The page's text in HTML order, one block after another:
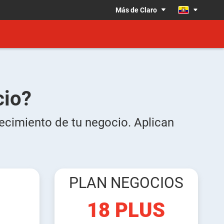
Más de Claro
de tu negocio. Aplican
PLAN NEGOCIOS
18 PLUS